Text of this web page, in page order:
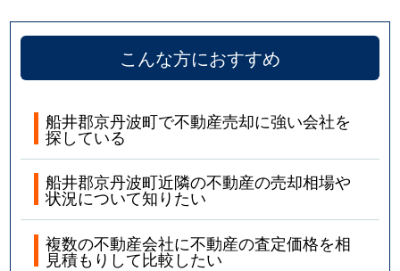
こんな方におすすめ
船井郡京丹波町で不動産売却に強い会社を
探している
船井郡京丹波町近隣の不動産の売却相場や
状況について知りたい
複数の不動産会社に不動産の査定価格を相
見積もりして比較したい